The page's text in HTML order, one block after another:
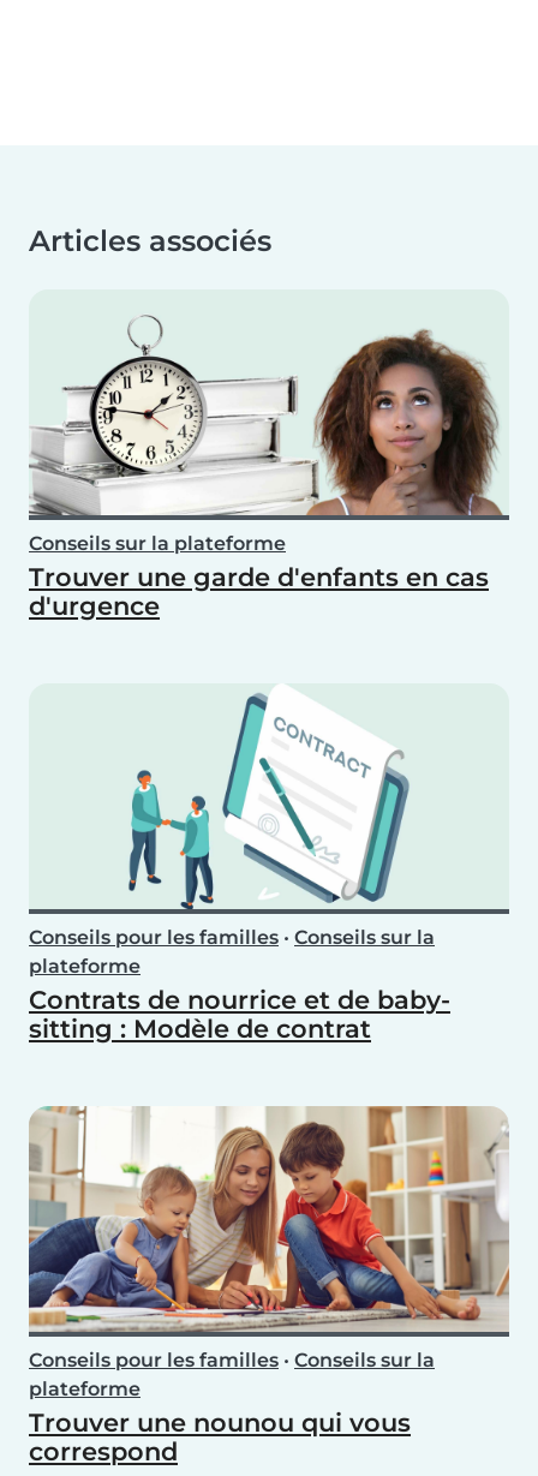
Articles associés
Conseils sur la plateforme
Trouver une garde d'enfants en cas
d'urgence
Conseils pour les familles • Conseils sur la
plateforme
Contrats de nourrice et de baby-
sitting : Modèle de contrat
Conseils pour les familles • Conseils sur la
plateforme
Trouver une nounou qui vous
correspond